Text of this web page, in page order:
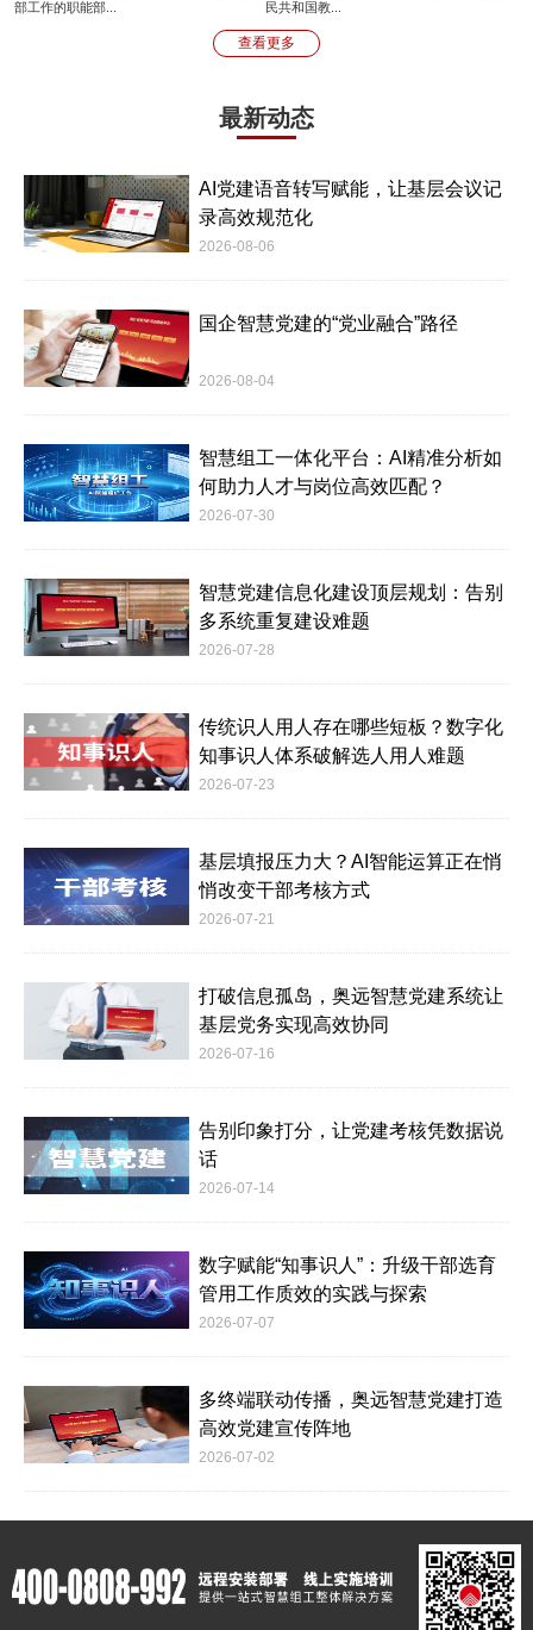
部工作的职能部...
民共和国教...
查看更多
最新动态
AI党建语音转写赋能，让基层会议记
录高效规范化
2026-08-06
国企智慧党建的“党业融合”路径
2026-08-04
智慧组工一体化平台：AI精准分析如
何助力人才与岗位高效匹配？
2026-07-30
智慧党建信息化建设顶层规划：告别
多系统重复建设难题
2026-07-28
传统识人用人存在哪些短板？数字化
知事识人体系破解选人用人难题
2026-07-23
基层填报压力大？AI智能运算正在悄
悄改变干部考核方式
2026-07-21
打破信息孤岛，奥远智慧党建系统让
基层党务实现高效协同
2026-07-16
告别印象打分，让党建考核凭数据说
话
2026-07-14
数字赋能“知事识人”：升级干部选育
管用工作质效的实践与探索
2026-07-07
多终端联动传播，奥远智慧党建打造
高效党建宣传阵地
2026-07-02